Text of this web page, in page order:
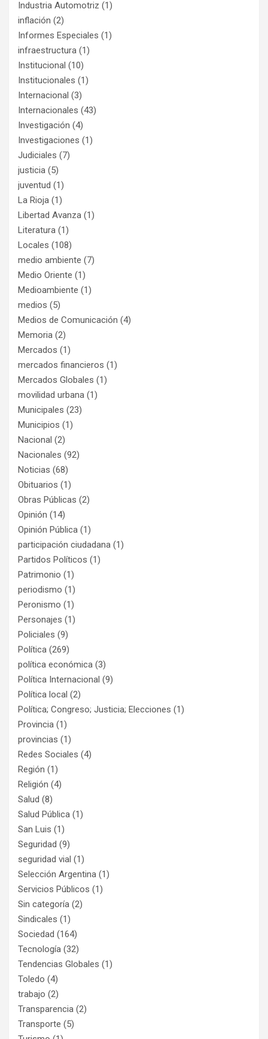
Industria Automotriz (1)
inflación (2)
Informes Especiales (1)
infraestructura (1)
Institucional (10)
Institucionales (1)
Internacional (3)
Internacionales (43)
Investigación (4)
Investigaciones (1)
Judiciales (7)
justicia (5)
juventud (1)
La Rioja (1)
Libertad Avanza (1)
Literatura (1)
Locales (108)
medio ambiente (7)
Medio Oriente (1)
Medioambiente (1)
medios (5)
Medios de Comunicación (4)
Memoria (2)
Mercados (1)
mercados financieros (1)
Mercados Globales (1)
movilidad urbana (1)
Municipales (23)
Municipios (1)
Nacional (2)
Nacionales (92)
Noticias (68)
Obituarios (1)
Obras Públicas (2)
Opinión (14)
Opinión Pública (1)
participación ciudadana (1)
Partidos Políticos (1)
Patrimonio (1)
periodismo (1)
Peronismo (1)
Personajes (1)
Policiales (9)
Política (269)
política económica (3)
Política Internacional (9)
Política local (2)
Política; Congreso; Justicia; Elecciones (1)
Provincia (1)
provincias (1)
Redes Sociales (4)
Región (1)
Religión (4)
Salud (8)
Salud Pública (1)
San Luis (1)
Seguridad (9)
seguridad vial (1)
Selección Argentina (1)
Servicios Públicos (1)
Sin categoría (2)
Sindicales (1)
Sociedad (164)
Tecnología (32)
Tendencias Globales (1)
Toledo (4)
trabajo (2)
Transparencia (2)
Transporte (5)